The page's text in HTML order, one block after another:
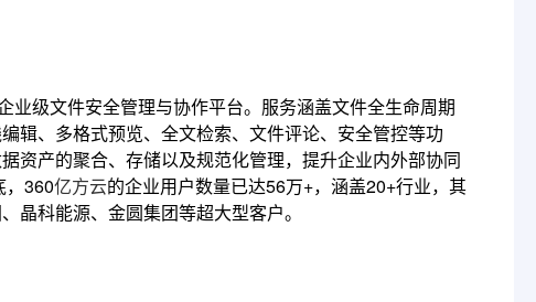
业级文件安全管理与协作平台。服务涵盖文件全生命周期
辑、多格式预览、全文检索、文件评论、安全管控等功
资产的聚合、存储以及规范化管理，提升企业内外部协同
，360亿方云的企业用户数量已达56万+，涵盖20+行业，其
晶科能源、金圆集团等超大型客户。